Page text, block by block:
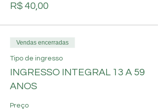
R$ 40,00
Vendas encerradas
Tipo de ingresso
INGRESSO INTEGRAL 13 A 59
ANOS
Preço